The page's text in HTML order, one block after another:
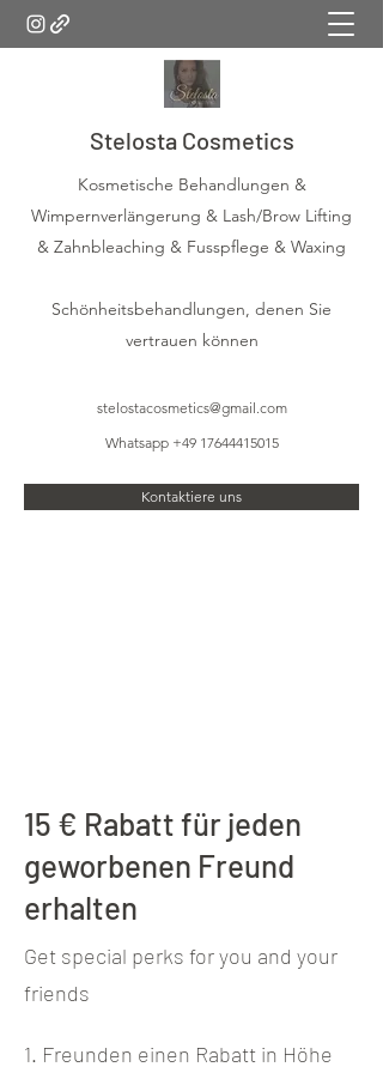
Stelosta Cosmetics
Kosmetische Behandlungen &
Wimpernverlängerung & Lash/Brow Lifting
& Zahnbleaching & Fusspflege & Waxing
Schönheitsbehandlungen, denen Sie
vertrauen können
stelostacosmetics@gmail.com
Whatsapp +49 17644415015
Kontaktiere uns
15 € Rabatt für jeden
geworbenen Freund
erhalten
Get special perks for you and your
friends
Freunden einen Rabatt in Höhe